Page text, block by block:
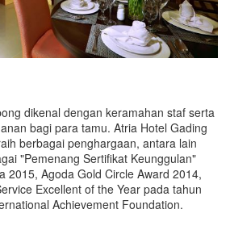
dikenal dengan keramahan staf serta
bagi para tamu. Atria Hotel Gading
berbagai penghargaan, antara lain
"Pemenang Sertifikat Keunggulan"
2015, Agoda Gold Circle Award 2014,
Excellent of the Year pada tahun
Achievement Foundation.